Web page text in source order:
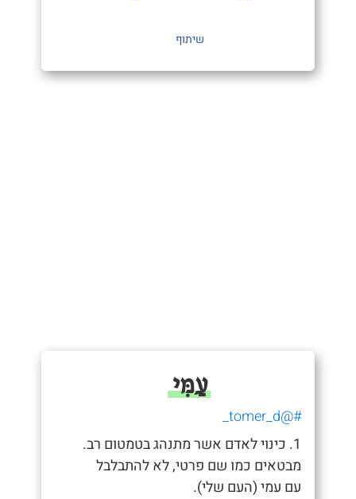
שיתוף
עַמִּי
#@tomer_d_
1. כינוי לאדם אשר מתנהג בטמטום רב.
מבטאים כמו שם פרטי, לא להתבלבל
עם עמי (העם שלי).